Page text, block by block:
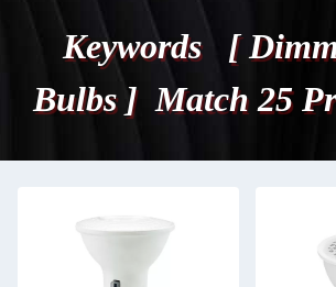
Keywords [
Bulbs ] Match 25